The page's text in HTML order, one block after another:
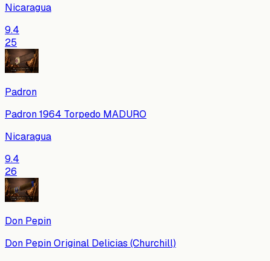
Nicaragua
9.4
25
Padron
Padron 1964 Torpedo MADURO
Nicaragua
9.4
26
Don Pepin
Don Pepin Original Delicias (Churchill)